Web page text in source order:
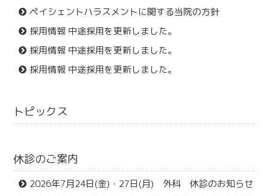
ペイシェントハラスメントに関する当院の方針
採用情報 中途採用を更新しました。
採用情報 中途採用を更新しました。
採用情報 中途採用を更新しました。
トピックス
休診のご案内
2026年7月24日(金)・27日(月) 外科 休診のお知らせ